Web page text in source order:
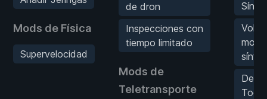
Mods de Física
Supervelocidad
de dron
Inspecciones con
tiempo limitado
Mods de
Teletransporte